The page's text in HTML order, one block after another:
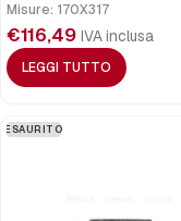
Misure: 170X317
€116,49 IVA inclusa
LEGGI TUTTO
ESAURITO